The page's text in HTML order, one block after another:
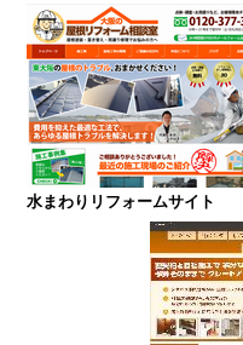
水まわりリフォームサイト